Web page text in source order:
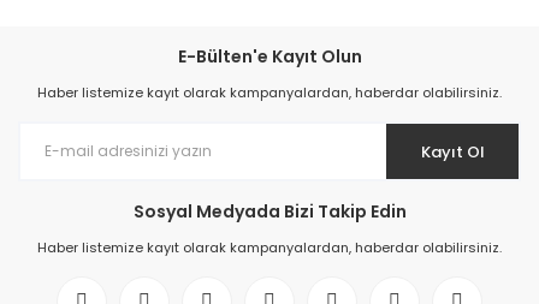
E-Bülten'e Kayıt Olun
Haber listemize kayıt olarak kampanyalardan, haberdar olabilirsiniz.
Kayıt Ol
Sosyal Medyada Bizi Takip Edin
Haber listemize kayıt olarak kampanyalardan, haberdar olabilirsiniz.